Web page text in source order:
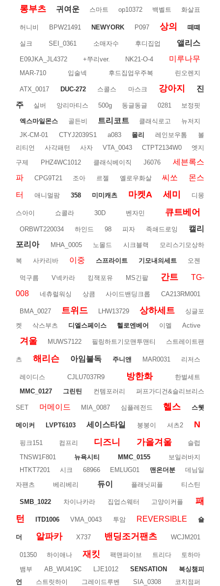
롱부츠 귀여운 스마트 op10372 백벨트 화살표
허니비 BPW21491 NEWYORK P097 상의 떼뗴
실크 SEI_0361 소매자수 후디집업 앨리스
E09JKA_JL4372 +쭈리ver. NK21-O-4 미루나무
MAR-710 입술넥 후드집업우주복 린오렌지
ATX_0017 DUC-272 스콜스 마스크 강아지
진
주
실버 앙리마티스 500g 동글동글 0281 보정핏
엑스마일몬스 골든비 트리코트 클래식로고
뉴저지
JK-CM-01
CTYJ2039S1 a083 몰리 레인보우톰
볼
리티언
사각패턴 사자 VTA_0043 CTPT2134W0
엣지
구제
PHZ4WC1012 클래식베이직 J6076
세븐록스
파
CPG9T21 조아 르젤 옐로우화살 씨쏘 몬스
터 애니멀팜 358 미미캐츠 마켓A 세미 디몽
스아이 쇼콜라 30D 벤자민 큐트베어
ORBWT220034 하인드 98 피자 족쇄드로잉
캘리
포리아
MHA_0005 노몰드 시크블랙 모리스기모상하
복 사카리바 이중 스프라이트 기모내의세트 오젠
먹구름 V넥카라 킹잭포유 MS긴팔 간트
TG-
008
네츄럴워싱 상큼 사이드밴딩크롭 CA213RM001
BMA_0027 트위드 LHW13729 상하세트
싱글포
켓
삭스부츠 디엘스페이스 헬로엔베어 이멜 Active
겨울 MUWS7122 필링하트기모맨투맨티 스트레이트팬
츠 해리슨 아임불독 주니앤 MAR0031 리저스
레이디스 CJLU7037R9 방한화
한벌세트
MMC_0127
그린틴 컨템포러리 퍼프가디건&슬리브리스
SET 머메이드 MIA_0087 심플레전드 헬스 스웻
메이커 LVPT6103 세이스타일 붕붕이 셔츠2 N
핑크151 컴프리 디즈니 가을겨울
슬럽
TNSW1F801
뉴욕시티 MMC_0155
보일러바지
HTKT7201
시크 68966 EMLUG01 맨온더분
데님일
자팬츠
베리베리 듀이 플래닛피플 티스틴
SMB_1022 차이나카라 집업스웨터 고양이커플
패
턴
ITD1006 VMA_0043 투암 REVERSIBLE 숄
더 알파카 X737 밴딩조거팬츠 WCJM201
01350 하이애나 재킷 팩맨파이브 트리다
토하마
뱀부
AB_WU419C LJE1012 SENSATION
복싱챔피
언
스트릿하이 그레이드루벤 SIA_0308
코치점퍼